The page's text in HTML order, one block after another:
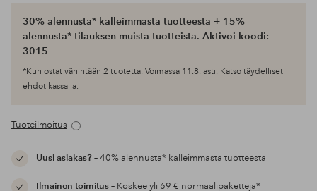
30% alennusta* kalleimmasta tuotteesta + 15%
alennusta* tilauksen muista tuotteista. Aktivoi koodi:
3015
*Kun ostat vähintään 2 tuotetta. Voimassa 11.8. asti. Katso täydelliset
ehdot kassalla.
Tuoteilmoitus
Uusi asiakas?– 40% alennusta* kalleimmasta tuotteesta
Ilmainen toimitus– Koskee yli 69 € normaalipaketteja*